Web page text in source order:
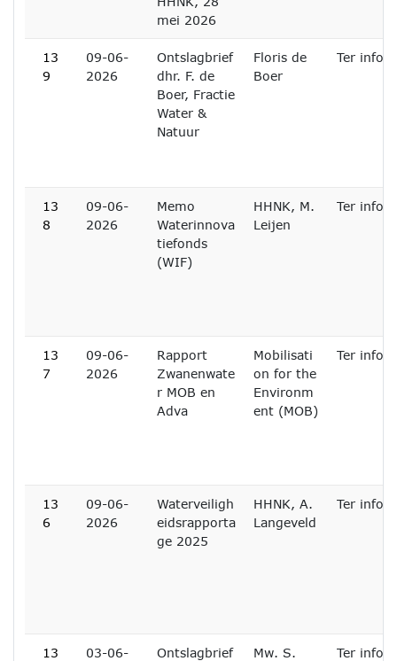
mei 2026
13
9
09-06-
2026
Ontslagbrief
dhr. F. de
Boer, Fractie
Water &
Natuur
Floris de
Boer
Ter
13
8
09-06-
2026
Memo
Waterinnova
tiefonds
(WIF)
HHNK, M.
Leijen
Ter
13
7
09-06-
2026
Rapport
Zwanenwate
r MOB en
Adva
Mobilisati
on for the
Environm
ent (MOB)
Ter
13
6
09-06-
2026
Waterveiligh
eidsrapporta
ge 2025
HHNK, A.
Langeveld
Ter
13
03-06-
Ontslagbrief
Mw. S.
Ter